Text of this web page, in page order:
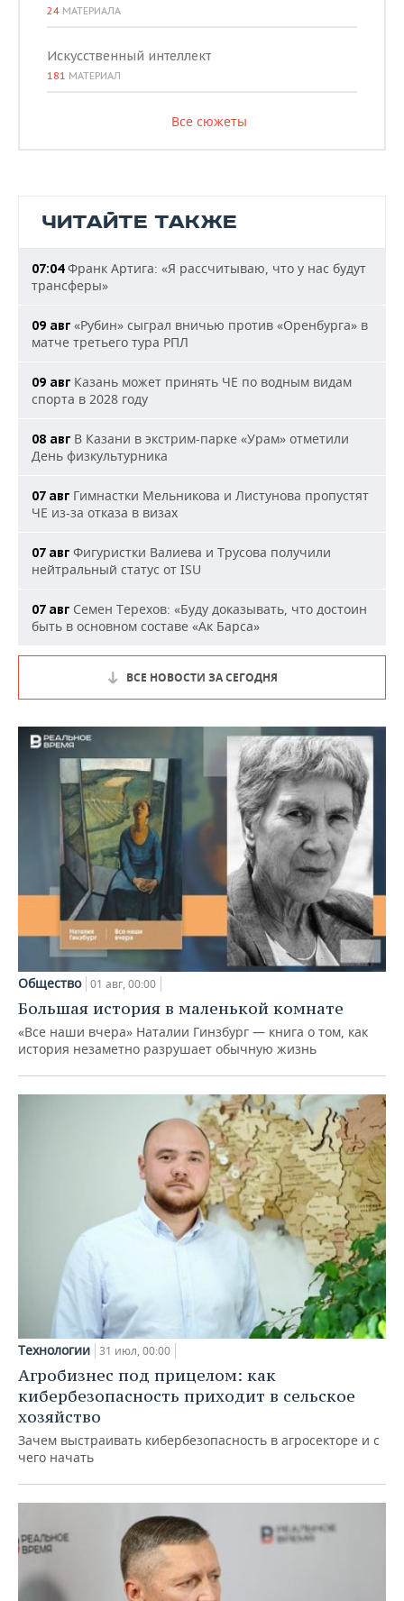
24 МАТЕРИАЛА
Искусственный интеллект
181 МАТЕРИАЛ
Все сюжеты
ЧИТАЙТЕ ТАКЖЕ
07:04Франк Артига: «Я рассчитываю, что у нас будут
трансферы»
09 авг «Рубин» сыграл вничью против «Оренбурга» в
матче третьего тура РПЛ
09 авг Казань может принять ЧЕ по водным видам
спорта в 2028 году
08 авг В Казани в экстрим-парке «Урам» отметили
День физкультурника
07 авг Гимнастки Мельникова и Листунова пропустят
ЧЕ из-за отказа в визах
07 авг Фигуристки Валиева и Трусова получили
нейтральный статус от ISU
07 авг Семен Терехов: «Буду доказывать, что достоин
быть в основном составе «Ак Барса»
ВСЕ НОВОСТИ ЗА СЕГОДНЯ
Общество 01 авг, 00:00
Большая история в маленькой комнате
«Все наши вчера» Наталии Гинзбург — книга о том, как
история незаметно разрушает обычную жизнь
Технологии 31 июл, 00:00
Агробизнес под прицелом: как
кибербезопасность приходит в сельское
хозяйство
Зачем выстраивать кибербезопасность в агросекторе и с
чего начать